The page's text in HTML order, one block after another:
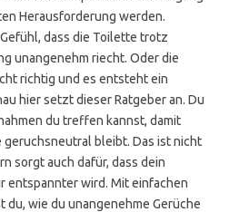
Herausforderung werden.
dass die Toilette trotz
unangenehm riecht. Oder die
richtig und es entsteht ein
hier setzt dieser Ratgeber an. Du
du treffen kannst, damit
bleibt. Das ist nicht
sorgt auch dafür, dass dein
entspannter wird. Mit einfachen
du, wie du unangenehme Gerüche